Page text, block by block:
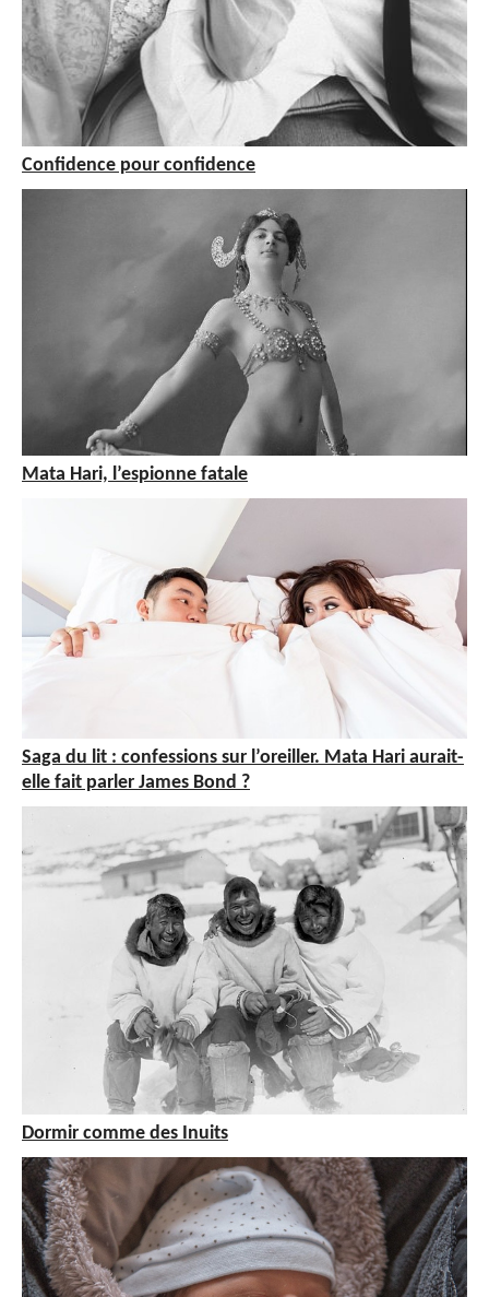
Confidence pour confidence
Mata Hari, l’espionne fatale
Saga du lit : confessions sur l’oreiller. Mata Hari aurait-
elle fait parler James Bond ?
Dormir comme des Inuits